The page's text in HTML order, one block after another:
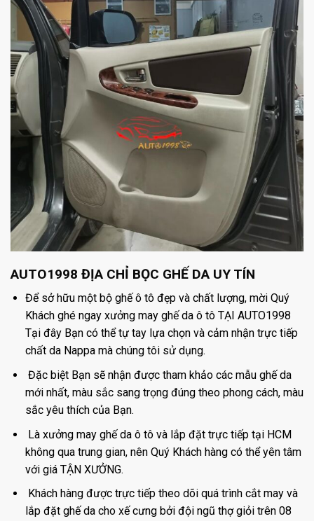
AUTO1998 ĐỊA CHỈ BỌC GHẾ DA UY TÍN
Để sở hữu một bộ ghế ô tô đẹp và chất lượng, mời Quý
Khách ghé ngay xưởng may ghế da ô tô TẠI AUTO1998
Tại đây Bạn có thể tự tay lựa chọn và cảm nhận trực tiếp
chất da Nappa mà chúng tôi sử dụng.
Đặc biệt Bạn sẽ nhận được tham khảo các mẫu ghế da
mới nhất, màu sắc sang trọng đúng theo phong cách, màu
sắc yêu thích của Bạn.
Là xưởng may ghế da ô tô và lắp đặt trực tiếp tại HCM
không qua trung gian, nên Quý Khách hàng có thể yên tâm
với giá TẬN XƯỞNG.
Khách hàng được trực tiếp theo dõi quá trình cắt may và
lắp đặt ghế da cho xế cưng bởi đội ngũ thợ giỏi trên 08